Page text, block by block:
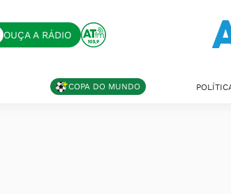
OUÇA A RÁDIO
COPA DO MUNDO